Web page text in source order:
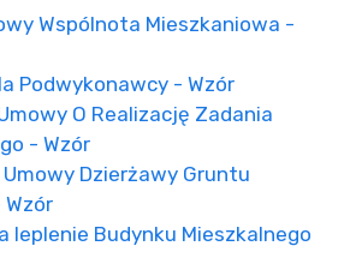
Wspólnota Mieszkaniowa -
Podwykonawcy - Wzór
O Realizację Zadania
- Wzór
Dzierżawy Gruntu
Wzór
Ieplenie Budynku Mieszkalnego